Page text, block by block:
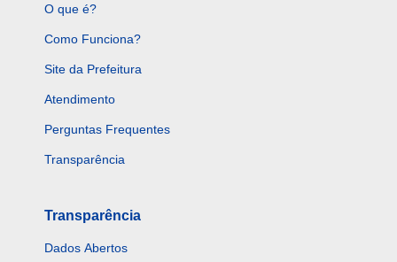
O que é?
Como Funciona?
Site da Prefeitura
Atendimento
Perguntas Frequentes
Transparência
Transparência
Dados Abertos